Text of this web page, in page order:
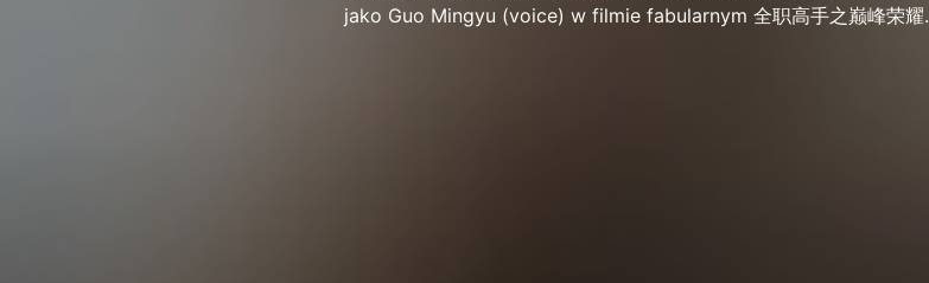
jako Guo Mingyu (voice) w filmie fabularnym 全职高手之巅峰荣耀.